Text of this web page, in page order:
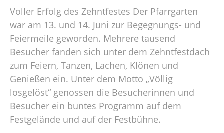
Voller Erfolg des Zehntfestes Der Pfarrgarten
war am 13. und 14. Juni zur Begegnungs- und
Feiermeile geworden. Mehrere tausend
Besucher fanden sich unter dem Zehntfestdach
zum Feiern, Tanzen, Lachen, Klönen und
Genießen ein. Unter dem Motto „Völlig
losgelöst“ genossen die Besucherinnen und
Besucher ein buntes Programm auf dem
Festgelände und auf der Festbühne.